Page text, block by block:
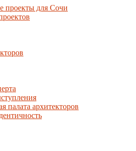
проекты для Сочи
палата архитекторов